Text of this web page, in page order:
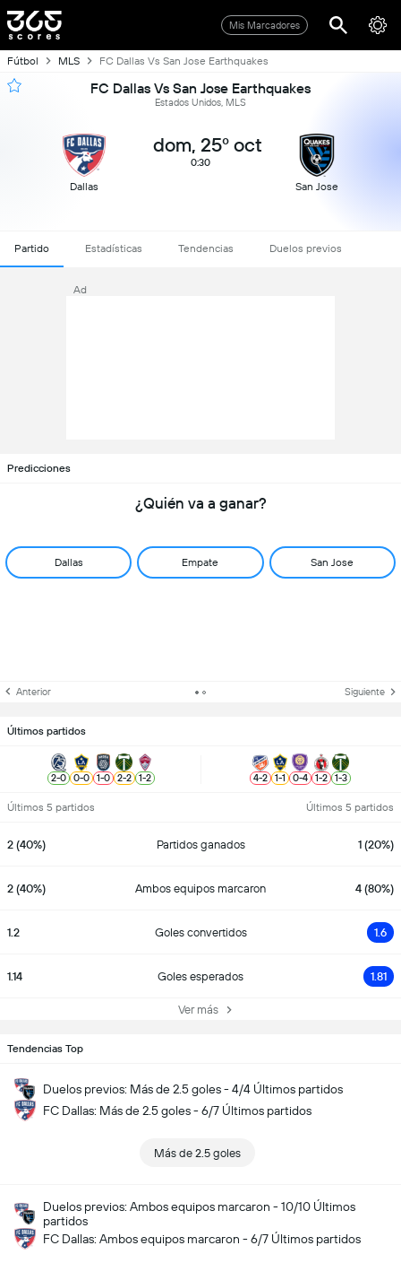
Mis Marcadores
Fútbol MLS FC Dallas Vs San Jose Earthquakes
FC Dallas Vs San Jose Earthquakes
Estados Unidos, MLS
Dallas
dom, 25º oct
0:30
San Jose
Partido Estadísticas Tendencias Duelos previos
Ad
Predicciones
¿Quién va a ganar?
Dallas Empate San Jose
Anterior Siguiente
Últimos partidos
2-0 0-0 1-0 2-2 1-2 4-2 1-1 0-4 1-2 1-3
Últimos 5 partidos Últimos 5 partidos
2 (40%) Partidos ganados 1 (20%)
2 (40%) Ambos equipos marcaron 4 (80%)
1.2 Goles convertidos 1.6
1.14 Goles esperados 1.81
Ver más
Tendencias Top
Duelos previos: Más de 2.5 goles - 4/4 Últimos partidos
FC Dallas: Más de 2.5 goles - 6/7 Últimos partidos
Más de 2.5 goles
Duelos previos: Ambos equipos marcaron - 10/10 Últimos
partidos
FC Dallas: Ambos equipos marcaron - 6/7 Últimos partidos